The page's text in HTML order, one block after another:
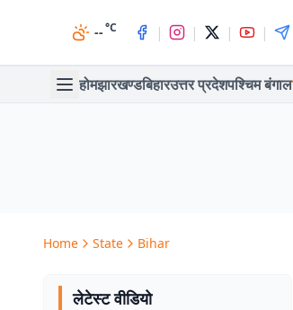
--°C | | | |
होमझारखण्डबिहारउत्तर प्रदेशपश्चिम बंगाल
Home State Bihar
लेटेस्ट वीडियो